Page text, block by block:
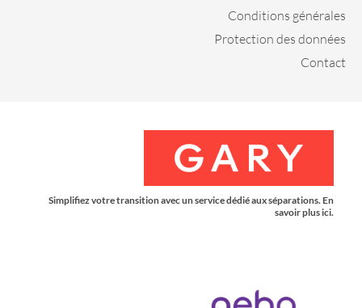
Conditions générales
Protection des données
Contact
Simplifiez votre transition avec un service dédié aux séparations. En
savoir plus ici.